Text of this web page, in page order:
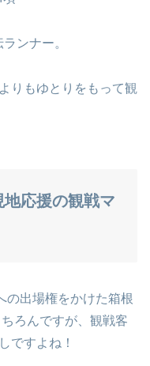
ンナー。
りもゆとりをもって観
応援の観戦マ
の出場権をかけた箱根
ろんですが、観戦客
ですよね！